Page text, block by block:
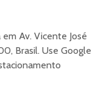
Av. Vicente José
Brasil. Use Google